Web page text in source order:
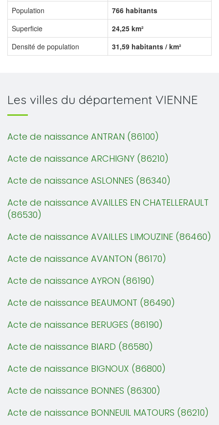
Population
766 habitants
Superficie
24,25 km²
Densité de population
31,59 habitants / km²
Les villes du département VIENNE
Acte de naissance ANTRAN (86100)
Acte de naissance ARCHIGNY (86210)
Acte de naissance ASLONNES (86340)
Acte de naissance AVAILLES EN CHATELLERAULT
(86530)
Acte de naissance AVAILLES LIMOUZINE (86460)
Acte de naissance AVANTON (86170)
Acte de naissance AYRON (86190)
Acte de naissance BEAUMONT (86490)
Acte de naissance BERUGES (86190)
Acte de naissance BIARD (86580)
Acte de naissance BIGNOUX (86800)
Acte de naissance BONNES (86300)
Acte de naissance BONNEUIL MATOURS (86210)